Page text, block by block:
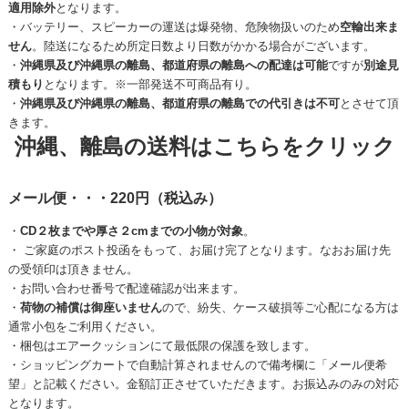
適用除外となります。
・バッテリー、スピーカーの運送は爆発物、危険物扱いのため空輸出来ま
せん。陸送になるため所定日数より日数がかかる場合がございます。
・ 沖縄県及び沖縄県の離島、都道府県の離島への配達は可能ですが別途見
積もり となります。※一部発送不可商品有り。
・ 沖縄県及び沖縄県の離島、都道府県の離島での代引きは不可とさせて頂
きます。
沖縄、離島の送料はこちらをクリック
メール便・・・220円（税込み）
・ CD２枚までや厚さ２cmまでの小物が対象。
・ ご家庭のポスト投函をもって、お届け完了となります。なおお届け先
の受領印は頂きません。
・お問い合わせ番号で配達確認が出来ます。
・ 荷物の補償は御座いませんので、紛失、ケース破損等ご心配になる方は
通常小包をご利用ください。
・梱包はエアークッションにて最低限の保護を致します。
・ショッピングカートで自動計算されませんので備考欄に「メール便希
望」と記載ください。金額訂正させていただきます。お振込みのみの対応
となります。